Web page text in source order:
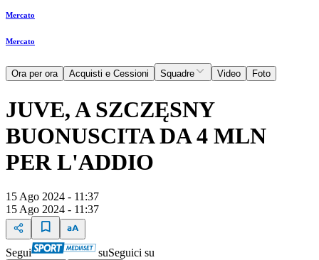
Mercato
Mercato
Ora per ora Acquisti e Cessioni Squadre Video Foto
JUVE, A SZCZĘSNY
BUONUSCITA DA 4 MLN
PER L'ADDIO
15 Ago 2024 - 11:37
15 Ago 2024 - 11:37
Segui suSeguici su